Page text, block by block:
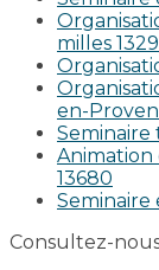
milles
en-
Seminaire
Animation
13680
Seminaire
Consultez-